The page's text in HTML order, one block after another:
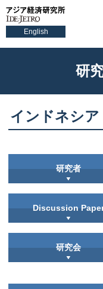
English
研
インドネシア
研究者
Discussion
研究会